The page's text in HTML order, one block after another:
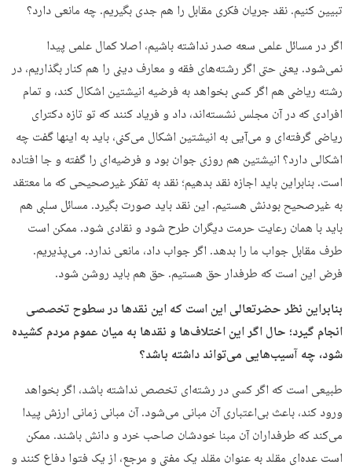
تبیین کنیم. نقد جریان فکری مقابل را هم جدی بگیریم. چه مانعی دارد؟
اگر در مسائل علمی سعه صدر نداشته باشیم، اصلا کمال علمی پیدا
نمی‌شود. یعنی حتی اگر رشته‌های فقه و معارف دینی را هم کنار بگذاریم، در
رشته ریاضی هم اگر کسی بخواهد به فرضیه انیشتین اشکال کند، و تمام
افرادی که در آن مجلس نشسته‌اند، داد و فریاد کنند که تو تازه دکترای
ریاضی گرفته‌ای و می‌آیی به انیشتین اشکال می‌کنی، باید به اینها گفت چه
اشکالی دارد؟ انیشتین هم روزی جوان بود و فرضیه‌ای را گفته و جا افتاده
است. بنابراین باید اجازه نقد بدهیم؛ نقد به تفکر غیرصحیحی که ما معتقد
به غیرصحیح بودنش هستیم. این نقد باید صورت بگیرد. مسائل سلبی هم
باید با همان رعایت حرمت دیگران طرح شود و نقادی شود. ممکن است
طرف مقابل جواب ما را بدهد. اگر جواب داد، مانعی ندارد. می‌پذیریم.
فرض این است که طرفدار حق هستیم. حق هم باید روشن شود.
بنابراین نظر حضرتعالی این است که این نقدها در سطوح تخصصی
انجام گیرد؛ حال اگر این اختلاف‌ها و نقدها به میان عموم مردم کشیده
شود، چه آسیب‌هایی می‌تواند داشته باشد؟
طبیعی است که اگر کسی در رشته‌ای تخصص نداشته باشد، اگر بخواهد
ورود کند، باعث بی‌اعتباری آن مبانی می‌شود. آن مبانی زمانی ارزش پیدا
می‌کند که طرفداران آن مبنا خودشان صاحب خرد و دانش باشند. ممکن
است عده‌ای مقلد به عنوان مقلد یک مفتی و مرجع، از یک فتوا دفاع کنند و